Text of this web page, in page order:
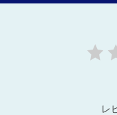
レ